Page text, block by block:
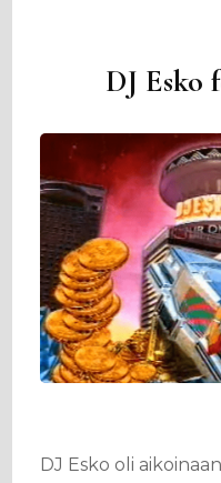
DJ Esko
DJ Esko oli